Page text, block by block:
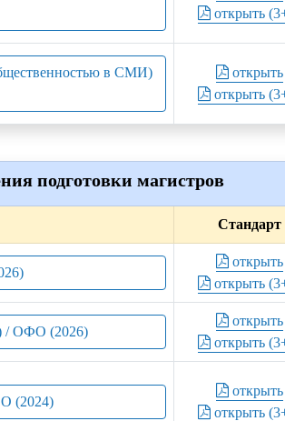
открыть
в СМИ)
открыть
открыть
подготовки магистров
Стандарт
открыть
открыть
/ ОФО (2026)
открыть
открыть
(2024)
открыть
открыть